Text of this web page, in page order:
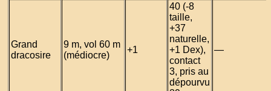
Grand
dracosire
9 m, vol 60 m
(médiocre)
+1
40 (-8
taille,
+37
naturelle,
+1 Dex),
contact
3, pris au
dépourvu
—